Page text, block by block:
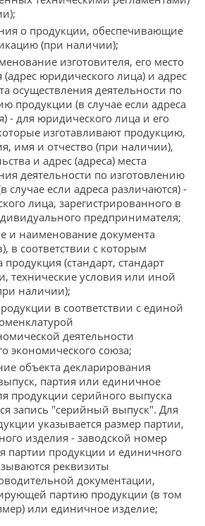
о продукции, обеспечивающие
(при наличии);
изготовителя, его место
юридического лица) и адрес
осуществления деятельности по
продукции (в случае если адреса
- для юридического лица и его
изготавливают продукцию,
имя и отчество (при наличии),
и адрес (адреса) места
деятельности по изготовлению
случае если адреса различаются) -
лица, зарегистрированного в
предпринимателя;
и наименование документа
в соответствии с которым
продукция (стандарт, стандарт
технические условия или иной
наличии);
в соответствии с единой
деятельности
экономического союза;
объекта декларирования
партия или единичное
продукции серийного выпуска
запись "серийный выпуск". Для
указывается размер партии,
изделия - заводской номер
партии продукции и единичного
реквизиты
документации,
партию продукции (в том
или единичное изделие;